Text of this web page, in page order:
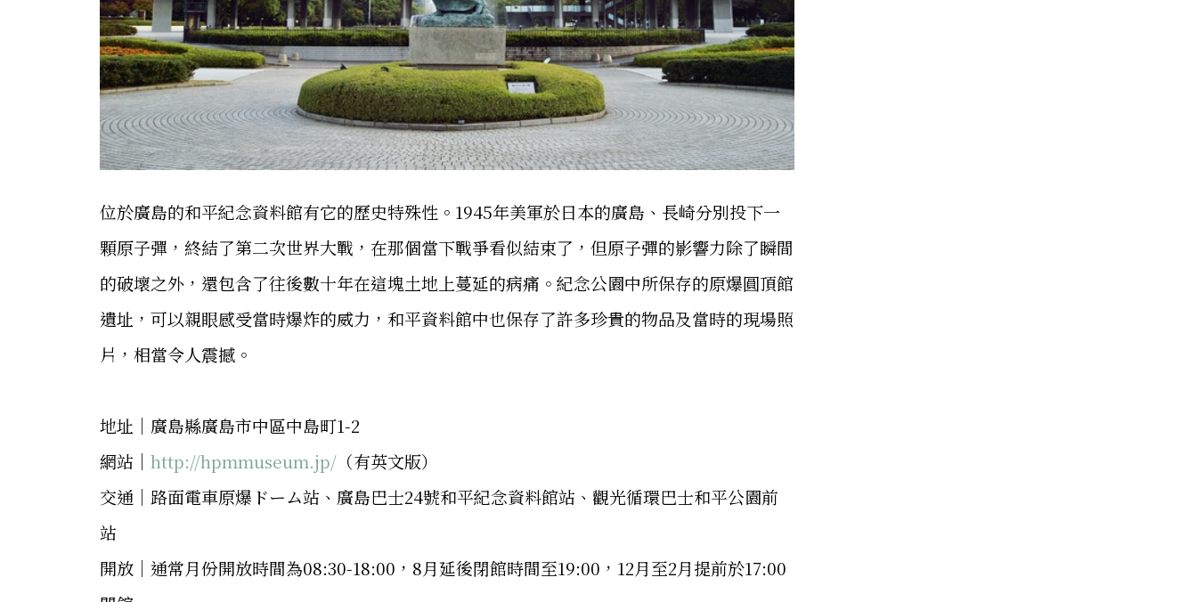
位於廣島的和平紀念資料館有它的歷史特殊性。1945年美軍於日本的廣島、長崎分別投下一
顆原子彈，終結了第二次世界大戰，在那個當下戰爭看似結束了，但原子彈的影響力除了瞬間
的破壞之外，還包含了往後數十年在這塊土地上蔓延的病痛。紀念公園中所保存的原爆圓頂館
遺址，可以親眼感受當時爆炸的威力，和平資料館中也保存了許多珍貴的物品及當時的現場照
片，相當令人震撼。
地址│廣島縣廣島市中區中島町1-2
網站│ http://hpmmuseum.jp/ （有英文版）
交通│路面電車原爆ドーム站、廣島巴士24號和平紀念資料館站、觀光循環巴士和平公園前
站
開放│通常月份開放時間為08:30-18:00，8月延後閉館時間至19:00，12月至2月提前於17:00